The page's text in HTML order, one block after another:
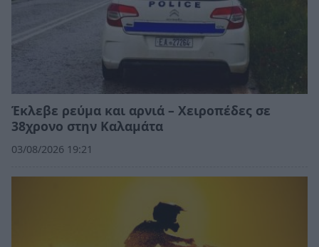
Έκλεβε ρεύμα και αρνιά – Χειροπέδες σε
38χρονο στην Καλαμάτα
03/08/2026 19:21